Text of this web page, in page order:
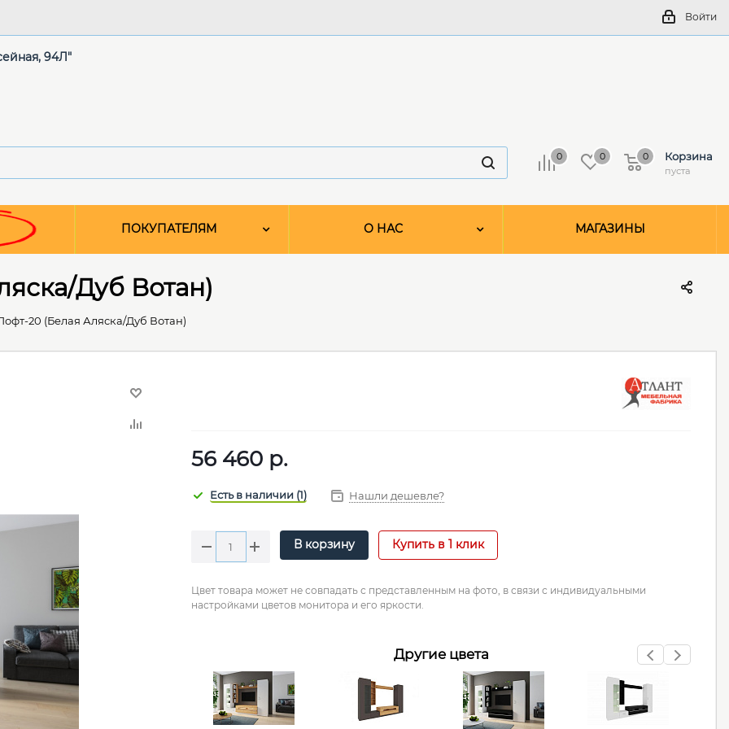
Войти
94Л"
0 0 Корзина
пуста
0
ПОКУПАТЕЛЯМ О НАС МАГАЗИНЫ
Дуб Вотан)
20 (Белая Аляска/Дуб Вотан)
56 460 р.
Нашли дешевле?
В корзину Купить в 1 клик
Цвет товара может не совпадать с представленным на фото, в связи с индивидуальными
настройками цветов монитора и его яркости.
Другие цвета